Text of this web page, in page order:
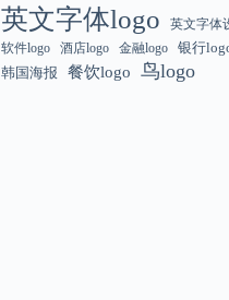
英文字体logo
英文字体
软件logo
酒店logo 金融logo
银行
韩国海报
餐饮logo 鸟logo